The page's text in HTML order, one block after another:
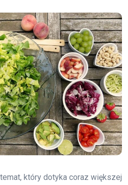
który dotyka coraz większej